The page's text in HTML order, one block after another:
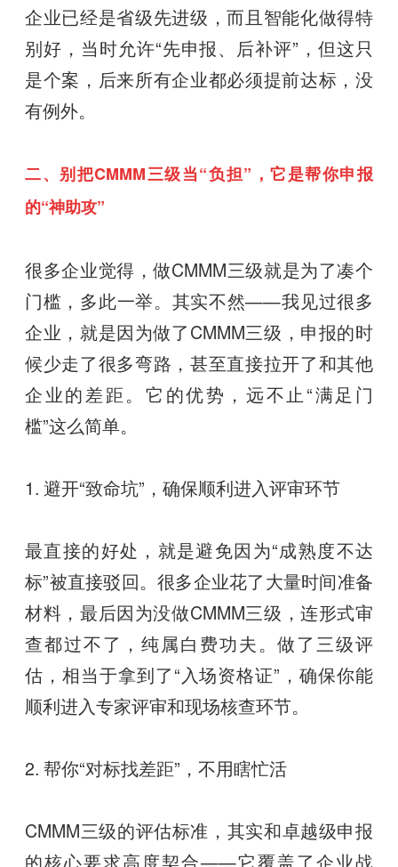
企业已经是省级先进级，而且智能化做得特
别好，当时允许“先申报、后补评”，但这只
是个案，后来所有企业都必须提前达标，没
有例外。
二、别把CMMM三级当“负担”，它是帮你申报
的“神助攻”
很多企业觉得，做CMMM三级就是为了凑个
门槛，多此一举。其实不然——我见过很多
企业，就是因为做了CMMM三级，申报的时
候少走了很多弯路，甚至直接拉开了和其他
企业的差距。它的优势，远不止“满足门
槛”这么简单。
1. 避开“致命坑”，确保顺利进入评审环节
最直接的好处，就是避免因为“成熟度不达
标”被直接驳回。很多企业花了大量时间准备
材料，最后因为没做CMMM三级，连形式审
查都过不了，纯属白费功夫。做了三级评
估，相当于拿到了“入场资格证”，确保你能
顺利进入专家评审和现场核查环节。
2. 帮你“对标找差距”，不用瞎忙活
CMMM三级的评估标准，其实和卓越级申报
的核心要求高度契合——它覆盖了企业战